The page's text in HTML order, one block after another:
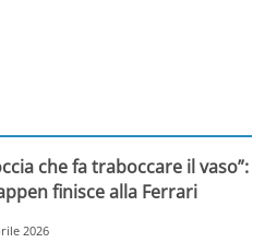
che fa traboccare il vaso”:
finisce alla Ferrari
2026